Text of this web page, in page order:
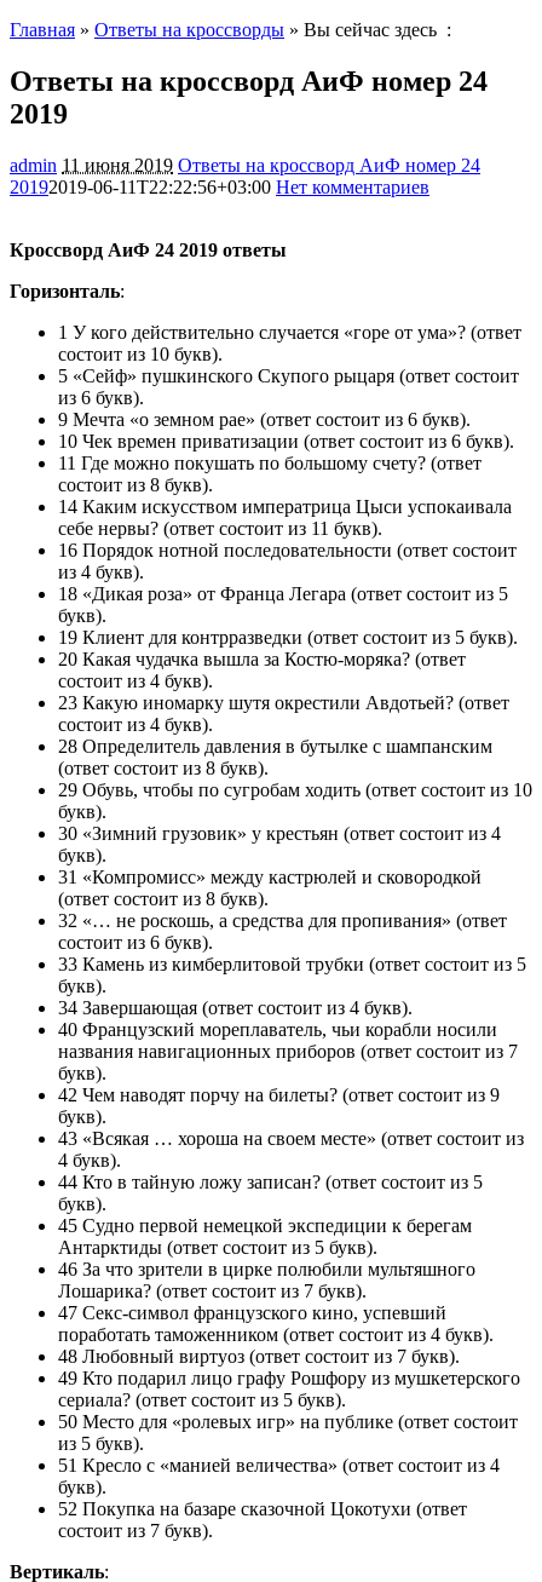
Главная » Ответы на кроссворды » Вы сейчас здесь :
Ответы на кроссворд АиФ номер 24
2019
admin 11 июня 2019 Ответы на кроссворд АиФ номер 24
20192019-06-11T22:22:56+03:00 Нет комментариев
Кроссворд АиФ 24 2019 ответы
Горизонталь:
1 У кого действительно случается «горе от ума»? (ответ
состоит из 10 букв).
5 «Сейф» пушкинского Скупого рыцаря (ответ состоит
из 6 букв).
9 Мечта «о земном рае» (ответ состоит из 6 букв).
10 Чек времен приватизации (ответ состоит из 6 букв).
11 Где можно покушать по большому счету? (ответ
состоит из 8 букв).
14 Каким искусством императрица Цыси успокаивала
себе нервы? (ответ состоит из 11 букв).
16 Порядок нотной последовательности (ответ состоит
из 4 букв).
18 «Дикая роза» от Франца Легара (ответ состоит из 5
букв).
19 Клиент для контрразведки (ответ состоит из 5 букв).
20 Какая чудачка вышла за Костю-моряка? (ответ
состоит из 4 букв).
23 Какую иномарку шутя окрестили Авдотьей? (ответ
состоит из 4 букв).
28 Определитель давления в бутылке с шампанским
(ответ состоит из 8 букв).
29 Обувь, чтобы по сугробам ходить (ответ состоит из 10
букв).
30 «Зимний грузовик» у крестьян (ответ состоит из 4
букв).
31 «Компромисс» между кастрюлей и сковородкой
(ответ состоит из 8 букв).
32 «… не роскошь, а средства для пропивания» (ответ
состоит из 6 букв).
33 Камень из кимберлитовой трубки (ответ состоит из 5
букв).
34 Завершающая (ответ состоит из 4 букв).
40 Французский мореплаватель, чьи корабли носили
названия навигационных приборов (ответ состоит из 7
букв).
42 Чем наводят порчу на билеты? (ответ состоит из 9
букв).
43 «Всякая … хороша на своем месте» (ответ состоит из
4 букв).
44 Кто в тайную ложу записан? (ответ состоит из 5
букв).
45 Судно первой немецкой экспедиции к берегам
Антарктиды (ответ состоит из 5 букв).
46 За что зрители в цирке полюбили мультяшного
Лошарика? (ответ состоит из 7 букв).
47 Секс-символ французского кино, успевший
поработать таможенником (ответ состоит из 4 букв).
48 Любовный виртуоз (ответ состоит из 7 букв).
49 Кто подарил лицо графу Рошфору из мушкетерского
сериала? (ответ состоит из 5 букв).
50 Место для «ролевых игр» на публике (ответ состоит
из 5 букв).
51 Кресло с «манией величества» (ответ состоит из 4
букв).
52 Покупка на базаре сказочной Цокотухи (ответ
состоит из 7 букв).
Вертикаль: